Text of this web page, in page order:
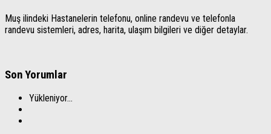
Muş ilindeki Hastanelerin telefonu, online randevu ve telefonla
randevu sistemleri, adres, harita, ulaşım bilgileri ve diğer detaylar.
Son Yorumlar
Yükleniyor...